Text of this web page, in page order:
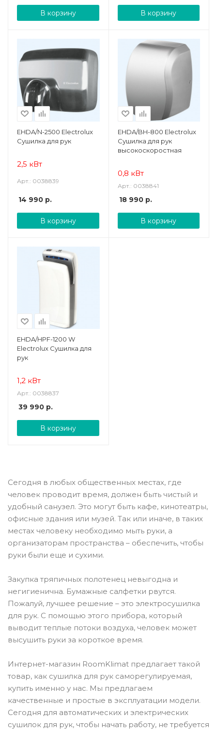
В корзину В корзину
EHDA/N-2500 Electrolux
Сушилка для рук
2,5 кВт
Арт.: 0038839
14 990 р.
В корзину
EHDA/BH-800 Electrolux
Сушилка для рук
высокоскоростная
0,8 кВт
Арт.: 0038841
18 990р.
В корзину
EHDA/HPF-1200 W
Electrolux Сушилка для
рук
1,2 кВт
Арт.: 0038837
39 990 р.
В корзину
Сегодня в любых общественных местах, где
человек проводит время, должен быть чистый и
удобный санузел. Это могут быть кафе, кинотеатры,
офисные здания или музей. Так или иначе, в таких
местах человеку необходимо мыть руки, а
организаторам пространства – обеспечить, чтобы
руки были еще и сухими.
Закупка тряпичных полотенец невыгодна и
негигиенична. Бумажные салфетки рвутся.
Пожалуй, лучшее решение – это электросушилка
для рук. С помощью этого прибора, который
выводит теплые потоки воздуха, человек может
высушить руки за короткое время.
Интернет-магазин RoomKlimat предлагает такой
товар, как сушилка для рук саморегулируемая,
купить именно у нас. Мы предлагаем
качественные и простые в эксплуатации модели.
Сегодня для автоматических и электрических
сушилок для рук, чтобы начать работу, не требуется